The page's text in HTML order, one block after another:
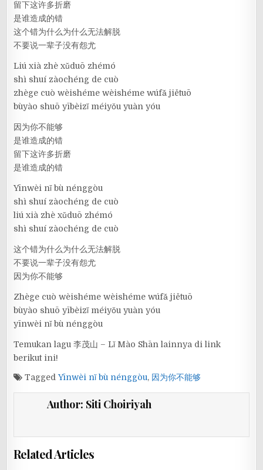
留下这许多折磨
是谁造成的错
这个错为什么为什么无法解脱
不要说一辈子没有怨尤
Liú xià zhè xǔduō zhémó
shì shuí zàochéng de cuò
zhège cuò wèishéme wèishéme wúfǎ jiětuō
bùyào shuō yībèizǐ méiyǒu yuàn yóu
因为你不能够
是谁造成的错
留下这许多折磨
是谁造成的错
Yīnwèi nǐ bù nénggòu
shì shuí zàochéng de cuò
liú xià zhè xǔduō zhémó
shì shuí zàochéng de cuò
这个错为什么为什么无法解脱
不要说一辈子没有怨尤
因为你不能够
Zhège cuò wèishéme wèishéme wúfǎ jiětuō
bùyào shuō yībèizǐ méiyǒu yuàn yóu
yīnwèi nǐ bù nénggòu
Temukan lagu 李茂山 – Lǐ Mào Shān lainnya di link
berikut ini!
TaggedYīnwèi nǐ bù nénggòu, 因为你不能够
Author: Siti Choiriyah
Related Articles